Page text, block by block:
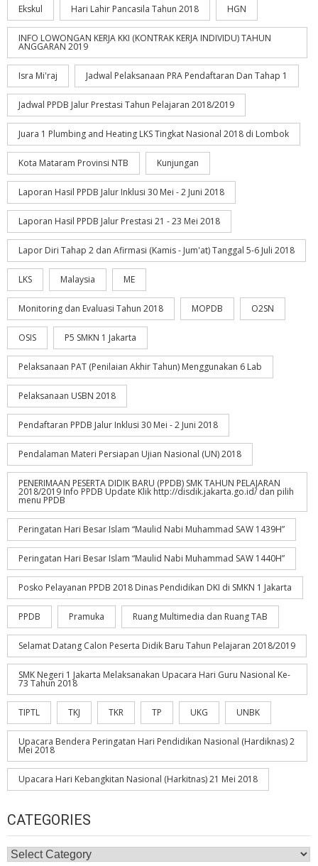
Ekskul Hari Lahir Pancasila Tahun 2018 HGN
INFO LOWONGAN KERJA KKI (KONTRAK KERJA INDIVIDU) TAHUN
ANGGARAN 2019
Isra Mi'raj Jadwal Pelaksanaan PRA Pendaftaran Dan Tahap 1
Jadwal PPDB Jalur Prestasi Tahun Pelajaran 2018/2019
Juara 1 Plumbing and Heating LKS Tingkat Nasional 2018 di Lombok
Kota Mataram Provinsi NTB Kunjungan
Laporan Hasil PPDB Jalur Inklusi 30 Mei - 2 Juni 2018
Laporan Hasil PPDB Jalur Prestasi 21 - 23 Mei 2018
Lapor Diri Tahap 2 dan Afirmasi (Kamis - Jum'at) Tanggal 5-6 Juli 2018
LKS Malaysia ME
Monitoring dan Evaluasi Tahun 2018 MOPDB O2SN
OSIS P5 SMKN 1 Jakarta
Pelaksanaan PAT (Penilaian Akhir Tahun) Menggunakan 6 Lab
Pelaksanaan USBN 2018
Pendaftaran PPDB Jalur Inklusi 30 Mei - 2 Juni 2018
Pendalaman Materi Persiapan Ujian Nasional (UN) 2018
PENERIMAAN PESERTA DIDIK BARU (PPDB) SMK TAHUN PELAJARAN
2018/2019 Info PPDB Update Klik http://disdik.jakarta.go.id/ dan pilih
menu PPDB
Peringatan Hari Besar Islam “Maulid Nabi Muhammad SAW 1439H”
Peringatan Hari Besar Islam “Maulid Nabi Muhammad SAW 1440H”
Posko Pelayanan PPDB 2018 Dinas Pendidikan DKI di SMKN 1 Jakarta
PPDB Pramuka Ruang Multimedia dan Ruang TAB
Selamat Datang Calon Peserta Didik Baru Tahun Pelajaran 2018/2019
SMK Negeri 1 Jakarta Melaksanakan Upacara Hari Guru Nasional Ke-
73 Tahun 2018
TIPTL TKJ TKR TP UKG UNBK
Upacara Bendera Peringatan Hari Pendidikan Nasional (Hardiknas) 2
Mei 2018
Upacara Hari Kebangkitan Nasional (Harkitnas) 21 Mei 2018
CATEGORIES
Categories